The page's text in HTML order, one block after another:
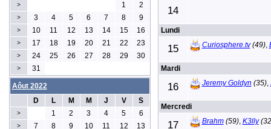
> 1 2
> 3 4 5 6 7 8 9
> 10 11 12 13 14 15 16
> 17 18 19 20 21 22 23
> 24 25 26 27 28 29 30
> 31
14
Lundi
15 Curiosphere.tv(49),
Mardi
16 Jeremy Goldyn (35),
Mercredi
17 Brahm(59), K3lly
Aôut 2022
D
L M M J V S
> 1 2 3 4 5 6
> 7 8 9 10 11 12 13